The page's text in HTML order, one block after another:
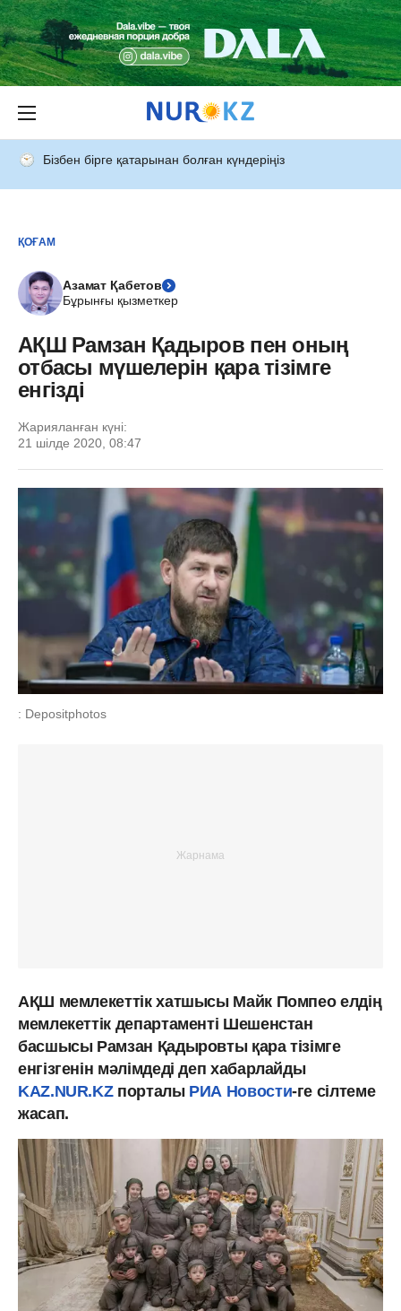
Бізбен бірге қатарынан болған күндеріңіз
ҚОҒАМ
Азамат Қабетов
Бұрынғы қызметкер
АҚШ Рамзан Қадыров пен оның
отбасы мүшелерін қара тізімге
енгізді
Жарияланған күні:
21 шілде 2020, 08:47
: Depositphotos
АҚШ мемлекеттік хатшысы Майк Помпео елдің
мемлекеттік департаменті Шешенстан
басшысы Рамзан Қадыровты қара тізімге
енгізгенін мәлімдеді деп хабарлайды
KAZ.NUR.KZпорталы РИА Новости-ге сілтеме
жасап.